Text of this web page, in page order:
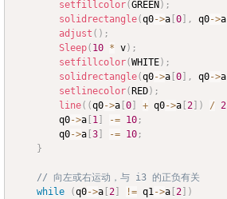
setfillcolor(GREEN ) ;
solidrectangle(q0->a 0 , q0->a
adjust ( ) ;
Sleep( 10 * v) ;
setfillcolor(WHITE) ;
solidrectangle(q0->a 0 , q0->a
setlinecolor( RED) ;
line( (q0->a 0 + q0->a 2 ) / 2
		q0
->a 1 -= 10 ;
		q0
->a 3 -= 10 ;
}
// 向左或右运动，与 i3 的正负有关
while
(q0->a 2 != q1->a 2
)